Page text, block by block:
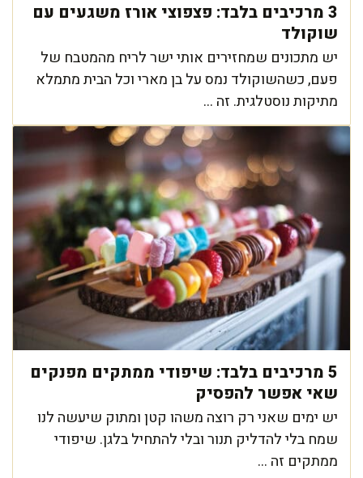
3 מרכיבים בלבד: פצפוצי אורז משגעים עם
שוקולד
יש מתכונים שמחזירים אותי ישר לריח מהמטבח של
פעם, כשהשוקולד נמס על בן מארי וכל הבית מתמלא
מתיקות נוסטלגית. זה ...
5 מרכיבים בלבד: שיפודי ממתקים מפנקים
שאי אפשר להפסיק
יש ימים שאני רק רוצה משהו קטן ומתוק שיעשה לנו
שמח בלי להדליק תנור ובלי להתחיל בלגן. שיפודי
ממתקים זה ...